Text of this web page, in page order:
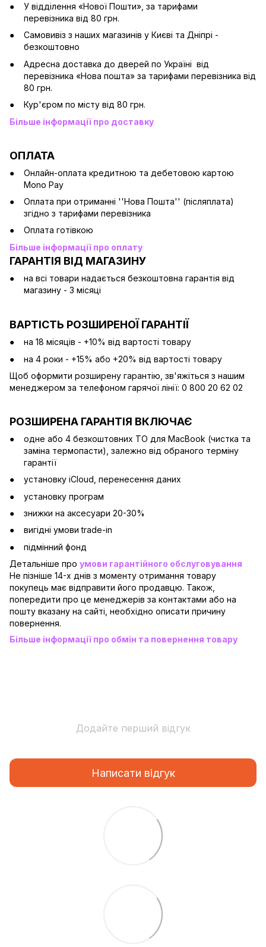
У відділення «Нової Пошти», за тарифами
перевізника від 80 грн.
Cамовивіз з наших магазинів у Києві та Дніпрі -
безкоштовно
Адресна доставка до дверей по Україні від
перевізника «Нова пошта» за тарифами перевізника від
80 грн.
Кур'єром по місту від 80 грн.
Більше інформації про доставку
ОПЛАТА
Онлайн-оплата кредитною та дебетовою картою
Mono Pay
Оплата при отриманні ''Нова Пошта'' (післяплата)
згідно з тарифами перевізника
Оплата готівкою
Більше інформації про оплату
ГАРАНТІЯ ВІД МАГАЗИНУ
на всі товари надається безкоштовна гарантія від
магазину - 3 місяці
ВАРТІСТЬ РОЗШИРЕНОЇ ГАРАНТІЇ
на 18 місяців - +10% від вартості товару
на 4 роки - +15% або +20% від вартості товару
Щоб оформити розширену гарантію, зв'яжіться з нашим
менеджером за телефоном гарячої лінії: 0 800 20 62 02
РОЗШИРЕНА ГАРАНТІЯ ВКЛЮЧАЄ
одне або 4 безкоштовних ТО для MacBook (чистка та
заміна термопасти), залежно від обраного терміну
гарантії
установку iCloud, перенесення даних
установку програм
знижки на аксесуари 20-30%
вигідні умови trade-in
підмінний фонд
Детальніше про умови гарантійного обслуговування
Не пізніше 14-х днів з моменту отримання товару
покупець має відправити його продавцю. Також,
попередити про це менеджерів за контактами або на
пошту вказану на сайті, необхідно описати причину
повернення.
Більше інформації про обмін та повернення товару
Додайте перший відгук
Написати відгук